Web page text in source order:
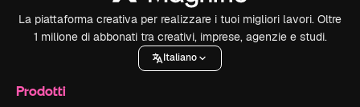
La piattaforma creativa per realizzare i tuoi migliori lavori. Oltre
1 milione di abbonati tra creativi, imprese, agenzie e studi.
Italiano
Prodotti